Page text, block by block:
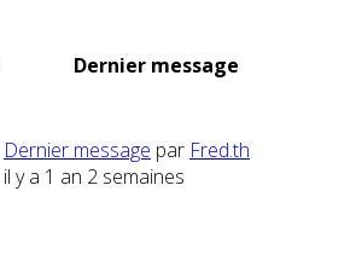
Dernier message
Dernier message par Fred.th
il y a 1 an 2 semaines